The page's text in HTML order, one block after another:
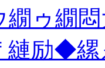
繝ゥ繝
縺励◆縲